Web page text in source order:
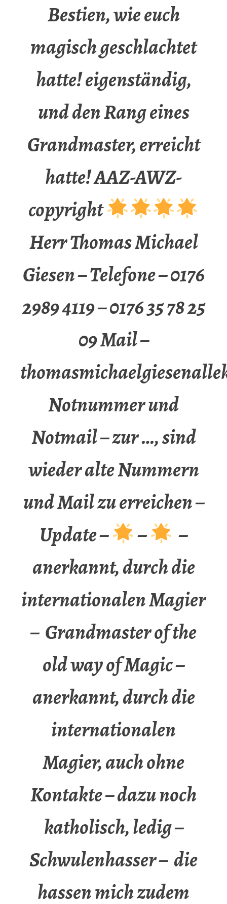
Bestien, wie euch
magisch geschlachtet
hatte! eigenständig,
und den Rang eines
Grandmaster, erreicht
hatte! AAZ-AWZ-
copyright
Herr Thomas Michael
Giesen – Telefone – 0176
2989 4119 – 0176 35 78 25
09 Mail –
Notnummer und
Notmail – zur …, sind
wieder alte Nummern
und Mail zu erreichen –
Update –
–
–
anerkannt, durch die
internationalen Magier
– Grandmaster of the
old way of Magic –
anerkannt, durch die
internationalen
Magier, auch ohne
Kontakte – dazu noch
katholisch, ledig –
Schwulenhasser – die
hassen mich zudem